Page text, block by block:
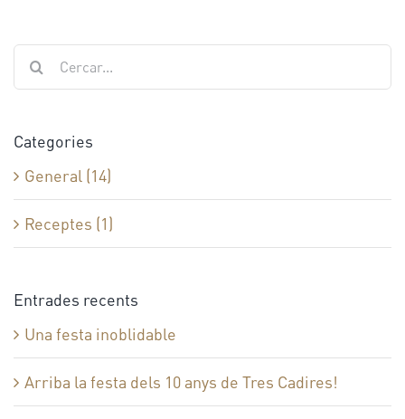
Cerca
…
Categories
General (14)
Receptes (1)
Entrades recents
Una festa inoblidable
Arriba la festa dels 10 anys de Tres Cadires!